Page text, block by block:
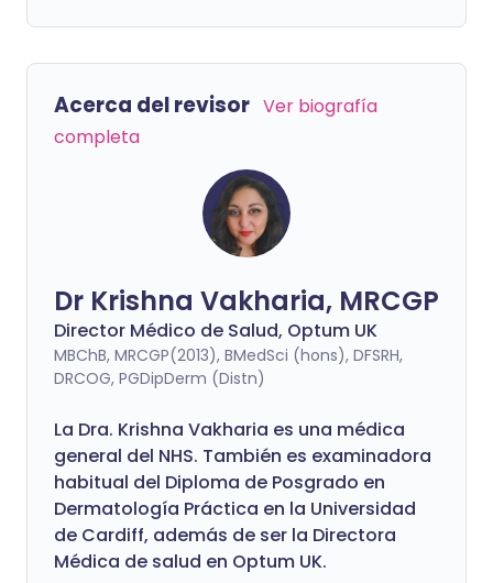
Acerca del revisor Ver biografía
completa
Dr Krishna Vakharia, MRCGP
Director Médico de Salud, Optum UK
MBChB, MRCGP(2013), BMedSci (hons), DFSRH,
DRCOG, PGDipDerm (Distn)
La Dra. Krishna Vakharia es una médica
general del NHS. También es examinadora
habitual del Diploma de Posgrado en
Dermatología Práctica en la Universidad
de Cardiff, además de ser la Directora
Médica de salud en Optum UK.